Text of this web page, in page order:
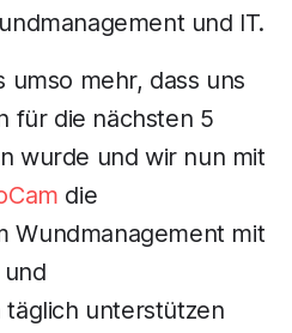
und IT.
umso mehr, dass uns
für die nächsten 5
wurde und wir nun mit
die
Wundmanagement mit
unterstützen